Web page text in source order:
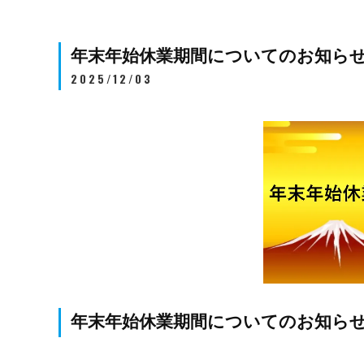
年末年始休業期間についてのお知ら
2025/12/03
年末年始休業期間についてのお知ら